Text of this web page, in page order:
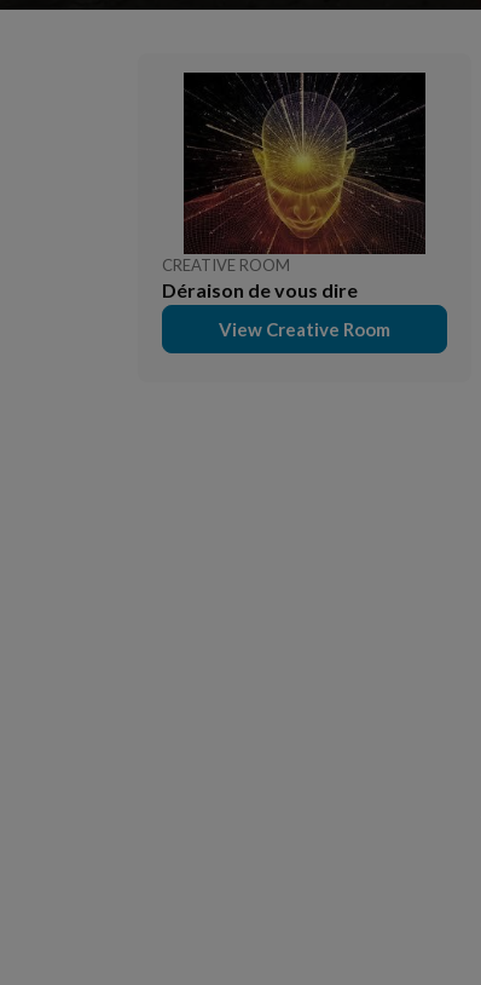
CREATIVE ROOM
Déraison de vous dire
View Creative Room